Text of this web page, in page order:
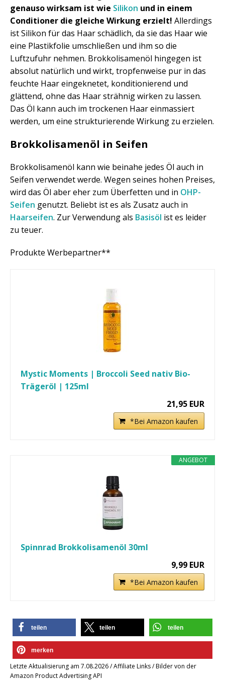
genauso wirksam ist wie Silikon und in einem
Conditioner die gleiche Wirkung erzielt! Allerdings
ist Silikon für das Haar schädlich, da sie das Haar wie
eine Plastikfolie umschließen und ihm so die
Luftzufuhr nehmen. Brokkolisamenöl hingegen ist
absolut natürlich und wirkt, tropfenweise pur in das
feuchte Haar eingeknetet, konditionierend und
glättend, ohne das Haar strähnig wirken zu lassen.
Das Öl kann auch im trockenen Haar einmassiert
werden, um eine strukturierende Wirkung zu erzielen.
Brokkolisamenöl in Seifen
Brokkolisamenöl kann wie beinahe jedes Öl auch in
Seifen verwendet werde. Wegen seines hohen Preises,
wird das Öl aber eher zum Überfetten und in OHP-
Seifen genutzt. Beliebt ist es als Zusatz auch in
Haarseifen. Zur Verwendung als Basisöl ist es leider
zu teuer.
Produkte Werbepartner**
Mystic Moments | Broccoli Seed nativ Bio-
Trägeröl | 125ml
21,95 EUR
*Bei Amazon kaufen
ANGEBOT
Spinnrad Brokkolisamenöl 30ml
9,99 EUR
*Bei Amazon kaufen
teilen teilen teilen
merken
Letzte Aktualisierung am 7.08.2026 / Affiliate Links / Bilder von der
Amazon Product Advertising API